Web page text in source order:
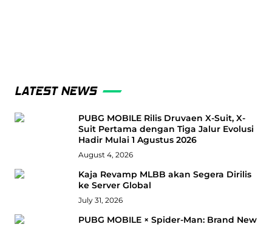
LATEST NEWS
PUBG MOBILE Rilis Druvaen X-Suit, X-
Suit Pertama dengan Tiga Jalur Evolusi
Hadir Mulai 1 Agustus 2026
August 4, 2026
Kaja Revamp MLBB akan Segera Dirilis
ke Server Global
July 31, 2026
PUBG MOBILE × Spider-Man: Brand New